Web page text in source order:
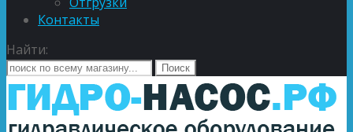
Контакты
Найти: